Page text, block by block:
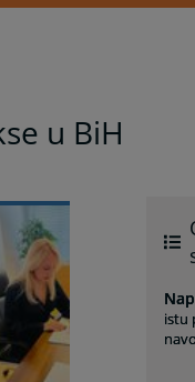
u BiH
istu